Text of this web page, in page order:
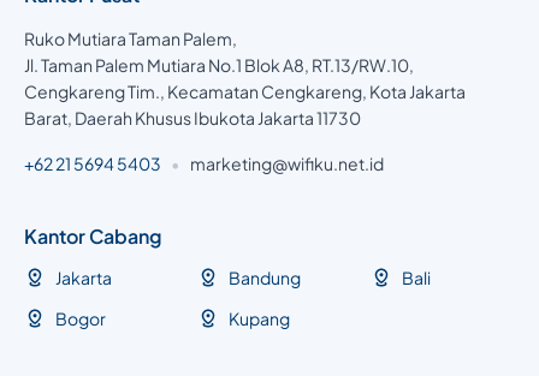
Ruko Mutiara Taman Palem,
Jl. Taman Palem Mutiara No.1 Blok A8, RT.13/RW.10,
Cengkareng Tim., Kecamatan Cengkareng, Kota Jakarta
Barat, Daerah Khusus Ibukota Jakarta 11730
+62 21 5694 5403 • marketing@wifiku.net.id
Kantor Cabang
Jakarta
Bogor
Bandung
Kupang
Bali